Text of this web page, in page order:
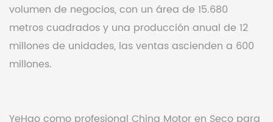
volumen de negocios, con un área de 15.680
metros cuadrados y una producción anual de 12
millones de unidades, las ventas ascienden a 600
millones.